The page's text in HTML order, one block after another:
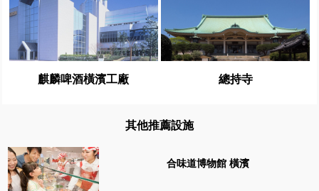
麒麟啤酒橫濱工廠 總持寺
其他推薦設施
合味道博物館 橫濱